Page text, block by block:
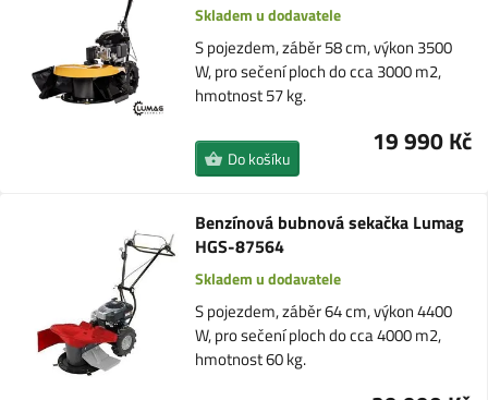
Skladem u dodavatele
S pojezdem, záběr 58 cm, výkon 3500
W, pro sečení ploch do cca 3000 m2,
hmotnost 57 kg.
19 990 Kč
Do košíku
Benzínová bubnová sekačka Lumag
HGS-87564
Skladem u dodavatele
S pojezdem, záběr 64 cm, výkon 4400
W, pro sečení ploch do cca 4000 m2,
hmotnost 60 kg.